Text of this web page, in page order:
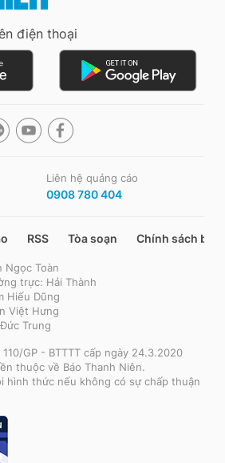
điện thoại
Liên hệ quảng cáo
0908 780 404
RSS Tòa soạn Chính sách bảo
Ngọc Toàn
trực: Hải Thành
Hiếu Dũng
Việt Hưng
Trung
GP - BTTTT cấp ngày 24.3.2020
thuộc về Báo Thanh Niên.
hình thức nếu không có sự chấp thuận